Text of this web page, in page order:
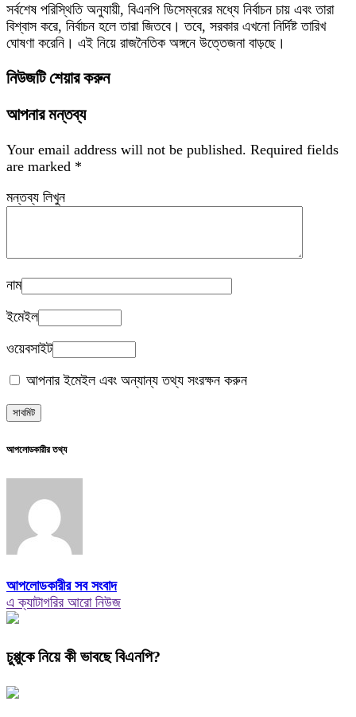
সর্বশেষ পরিস্থিতি অনুযায়ী, বিএনপি ডিসেম্বরের মধ্যে নির্বাচন চায় এবং তারা
বিশ্বাস করে, নির্বাচন হলে তারা জিতবে। তবে, সরকার এখনো নির্দিষ্ট তারিখ
ঘোষণা করেনি। এই নিয়ে রাজনৈতিক অঙ্গনে উত্তেজনা বাড়ছে।
নিউজটি শেয়ার করুন
আপনার মন্তব্য
Your email address will not be published. Required fields
are marked *
মন্তব্য লিখুন
নাম
ইমেইল
ওয়েবসাইট
আপনার ইমেইল এবং অন্যান্য তথ্য সংরক্ষন করুন
আপলোডকারীর তথ্য
আপলোডকারীর সব সংবাদ
এ ক্যাটাগরির আরো নিউজ
চুপ্পুকে নিয়ে কী ভাবছে বিএনপি?